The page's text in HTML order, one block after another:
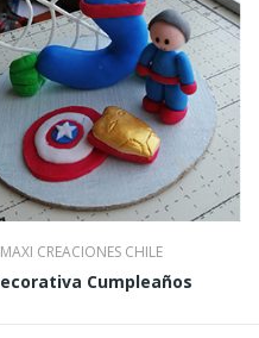
CREACIONES CHILE
Cumpleaños